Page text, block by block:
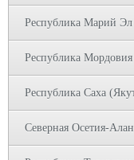
Республика Марий Эл
Республика Мордовия
Республика Саха
Северная Осетия-